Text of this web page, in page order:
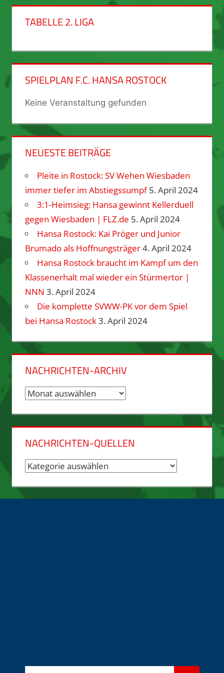
TABELLE 2. LIGA
SPIELPLAN F.C. HANSA ROSTOCK
Keine Veranstaltung gefunden
NEUESTE BEITRÄGE
Pleite in Rostock: SV Wehen Wiesbaden
immer tiefer im Abstiegssumpf 5. April 2024
3:1-Heimsieg: Hansa gewinnt Kellerduell
gegen Wiesbaden | FLZ.de 5. April 2024
Hansa Rostock: Kai Pröger und Junior
Brumado als Hoffnungsträger4. April 2024
Hansa Rostock braucht im Kampf um den
Klassenerhalt mal wieder ein Stürmertor |
NNN 3. April 2024
Die komplette SVWW-PK vor dem Spiel
bei Hansa Rostock3. April 2024
NACHRICHTEN-ARCHIV
Nachrichten-
NACHRICHTEN-QUELLEN
Nachrichten-